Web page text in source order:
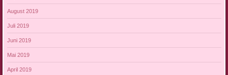
August 2019
Juli 2019
Juni 2019
Mai 2019
April 2019